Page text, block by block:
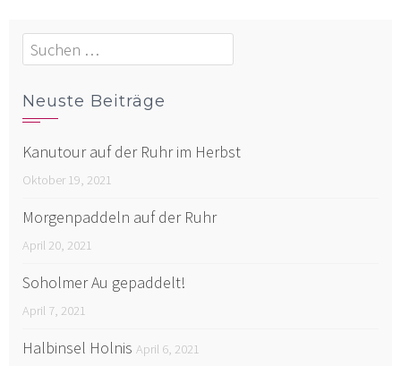
Suchen
nach:
Neuste Beiträge
Kanutour auf der Ruhr im Herbst
Oktober 19, 2021
Morgenpaddeln auf der Ruhr
April 20, 2021
Soholmer Au gepaddelt!
April 7, 2021
Halbinsel Holnis April 6, 2021